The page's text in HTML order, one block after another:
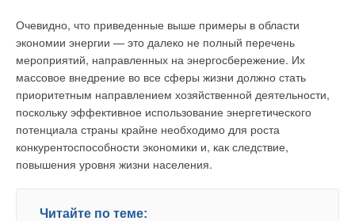
Очевидно, что приведенные выше примеры в области
экономии энергии — это далеко не полный перечень
мероприятий, направленных на энергосбережение. Их
массовое внедрение во все сферы жизни должно стать
приоритетным направлением хозяйственной деятельности,
поскольку эффективное использование энергетического
потенциала страны крайне необходимо для роста
конкурентоспособности экономики и, как следствие,
повышения уровня жизни населения.
Читайте по теме: